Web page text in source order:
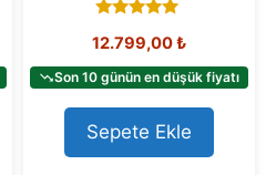
out of 5
12.799,00₺
Son 10 günün en düşük fiyatı
Sepete Ekle